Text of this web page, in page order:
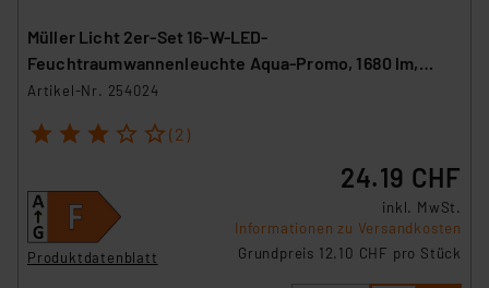
Müller Licht 2er-Set 16-W-LED-
Feuchtraumwannenleuchte Aqua-Promo, 1680 lm,
4000 K, IP65, 120 cm
Artikel-Nr. 254024
1 2 3 4 5 (2)
Produktdatenblatt
24.19 CHF
inkl. MwSt.
Informationen zu Versandkosten
Grundpreis 12.10 CHF pro Stück